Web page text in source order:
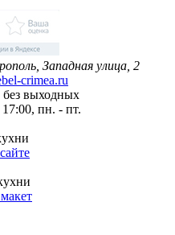
Западная улица, 2
crimea.ru
без выходных
пн. - пт.